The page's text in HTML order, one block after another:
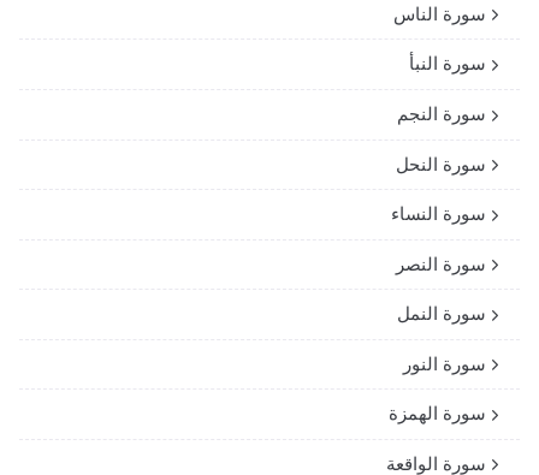
سورة الناس
سورة النبأ
سورة النجم
سورة النحل
سورة النساء
سورة النصر
سورة النمل
سورة النور
سورة الهمزة
سورة الواقعة